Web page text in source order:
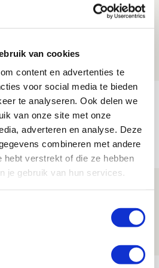
van cookies
content en advertenties te
voor social media te bieden
te analyseren. Ook delen we
van onze site met onze
adverteren en analyse. Deze
combineren met andere
hebt verstrekt of die ze hebben
je gebruik van hun services.
of -meid bij Jong
mee naar uitduel
moet weten over